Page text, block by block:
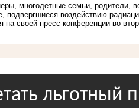
многодетные семьи, родители,
воздействию
своей пресс-конференции во